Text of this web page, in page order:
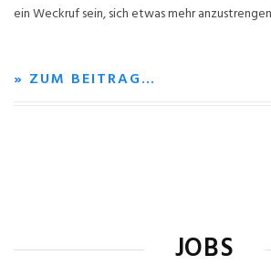
ein Weckruf sein, sich etwas mehr
» ZUM BEITRAG…
JOBS